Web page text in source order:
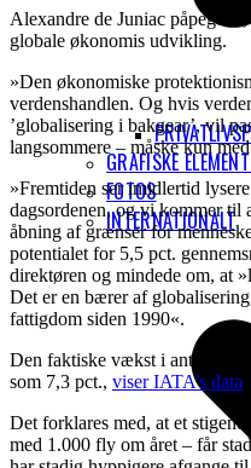
GRAFISKE
FOTOS
INTERNATIONALT
Alexandre de Juniac
globale økonomis udvikling.
»Den økonomiske
verdenshandlen. Og hvis
’globalisering i bakgear’, vil
langsommere – måske kun
»Fremtiden ser imidlertid
dagsordenen, og vi kommer til
åbning af grænser for
potentialet for 5,5 pct.
direktøren og mindede om, at
Det er en bærer af
fattigdom siden 1990«.
Den faktiske vækst i antallet af
som 7,3 pct., viser IATA’s data
Det forklares med, at et
med 1.000 fly om året – får